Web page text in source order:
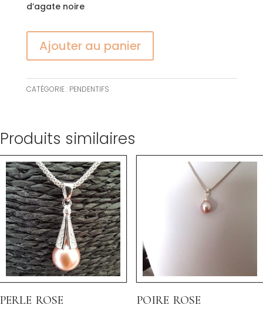
d’agate noire
Ajouter au panier
CATÉGORIE : PENDENTIFS
Produits similaires
perle rose poire rose